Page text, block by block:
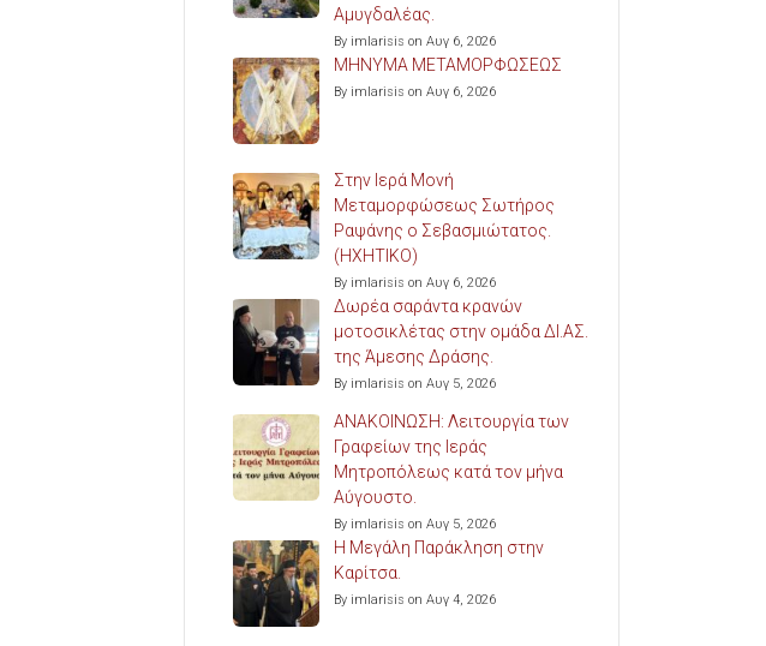
Αμυγδαλέας.
By imlarisis on Αυγ 6, 2026
ΜΗΝΥΜΑ ΜΕΤΑΜΟΡΦΩΣΕΩΣ
By imlarisis on Αυγ 6, 2026
Στην Ιερά Μονή
Μεταμορφώσεως Σωτήρος
Ραψάνης ο Σεβασμιώτατος.
(ΗΧΗΤΙΚΟ)
By imlarisis on Αυγ 6, 2026
Δωρέα σαράντα κρανών
μοτοσικλέτας στην ομάδα ΔΙ.ΑΣ.
της Άμεσης Δράσης.
By imlarisis on Αυγ 5, 2026
ΑΝΑΚΟΙΝΩΣΗ: Λειτουργία των
Γραφείων της Ιεράς
Μητροπόλεως κατά τον μήνα
Αύγουστο.
By imlarisis on Αυγ 5, 2026
Η Μεγάλη Παράκληση στην
Καρίτσα.
By imlarisis on Αυγ 4, 2026